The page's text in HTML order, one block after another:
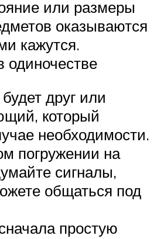
или размеры
оказываются
кажутся.
одиночестве
друг или
который
необходимости.
погружении на
сигналы,
общаться под
простую